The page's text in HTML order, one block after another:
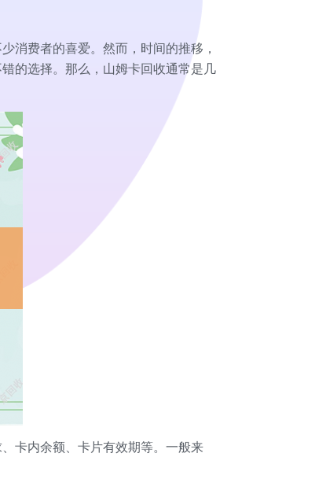
消费者的喜爱。然而，时间的推移，
的选择。那么，山姆卡回收通常是几
卡内余额、卡片有效期等。一般来